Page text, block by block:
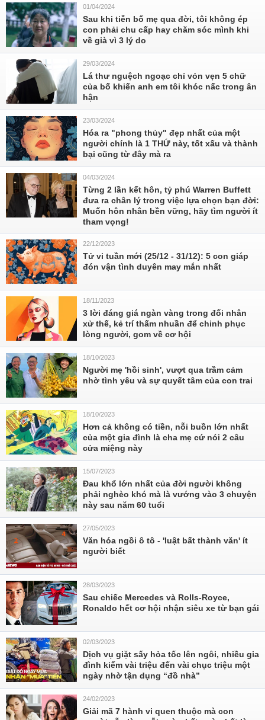
01/04/2024
Sau khi tiễn bố mẹ qua đời, tôi không ép
con phải chu cấp hay chăm sóc mình khi
về già vì 3 lý do
29/03/2024
Lá thư nguệch ngoạc chỉ vỏn vẹn 5 chữ
của bố khiến anh em tôi khóc nấc trong ân
hận
23/03/2024
Hóa ra "phong thủy" đẹp nhất của một
người chính là 1 THỨ này, tốt xấu và thành
bại cũng từ đây mà ra
04/03/2024
Từng 2 lần kết hôn, tỷ phú Warren Buffett
đưa ra chân lý trong việc lựa chọn bạn đời:
Muốn hôn nhân bền vững, hãy tìm người ít
tham vọng!
22/12/2023
Tử vi tuần mới (25/12 - 31/12): 5 con giáp
đón vận tình duyên may mắn nhất
18/11/2023
3 lời đáng giá ngàn vàng trong đối nhân
xử thế, kẻ trí thấm nhuần để chinh phục
lòng người, gom về cơ hội
18/10/2023
Người mẹ 'hồi sinh', vượt qua trầm cảm
nhờ tình yêu và sự quyết tâm của con trai
18/10/2023
Hơn cả không có tiền, nỗi buồn lớn nhất
của một gia đình là cha mẹ cứ nói 2 câu
cửa miệng này
15/07/2023
Đau khổ lớn nhất của đời người không
phải nghèo khó mà là vướng vào 3 chuyện
này sau năm 60 tuổi
27/05/2023
Văn hóa ngồi ô tô - 'luật bất thành văn' ít
người biết
28/03/2023
Sau chiếc Mercedes và Rolls-Royce,
Ronaldo hết cơ hội nhận siêu xe từ bạn gái
02/03/2023
Dịch vụ giặt sấy hỏa tốc lên ngôi, nhiều gia
đình kiếm vài triệu đến vài chục triệu một
ngày nhờ tận dụng “đồ nhà”
24/02/2023
Giải mã 7 hành vi quen thuộc mà con